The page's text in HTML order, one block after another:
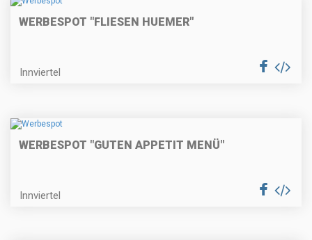
WERBESPOT "FLIESEN HUEMER"
Innviertel
WERBESPOT "GUTEN APPETIT MENÜ"
Innviertel